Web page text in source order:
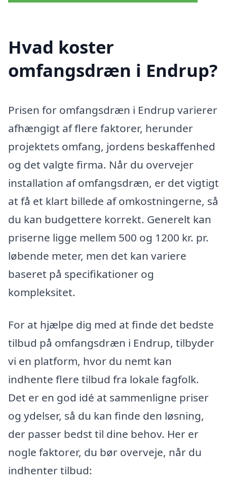
Hvad koster
omfangsdræn i Endrup?
Prisen for omfangsdræn i Endrup varierer
afhængigt af flere faktorer, herunder
projektets omfang, jordens beskaffenhed
og det valgte firma. Når du overvejer
installation af omfangsdræn, er det vigtigt
at få et klart billede af omkostningerne, så
du kan budgettere korrekt. Generelt kan
priserne ligge mellem 500 og 1200 kr. pr.
løbende meter, men det kan variere
baseret på specifikationer og
kompleksitet.
For at hjælpe dig med at finde det bedste
tilbud på omfangsdræn i Endrup, tilbyder
vi en platform, hvor du nemt kan
indhente flere tilbud fra lokale fagfolk.
Det er en god idé at sammenligne priser
og ydelser, så du kan finde den løsning,
der passer bedst til dine behov. Her er
nogle faktorer, du bør overveje, når du
indhenter tilbud: